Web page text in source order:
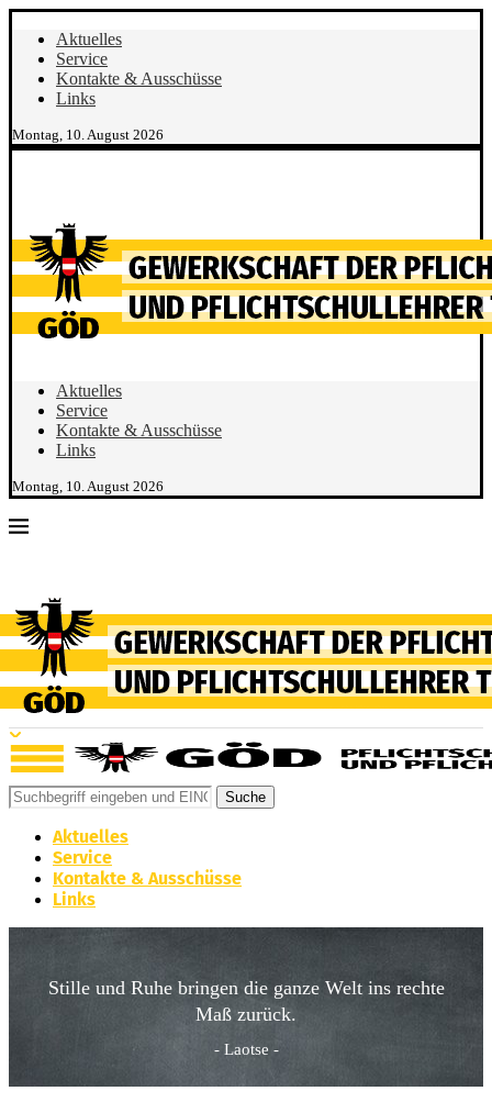
Aktuelles
Service
Kontakte & Ausschüsse
Links
Montag, 10. August 2026
Aktuelles
Service
Kontakte & Ausschüsse
Links
Montag, 10. August 2026
Suche
Aktuelles
Service
Kontakte & Ausschüsse
Links
Stille und Ruhe bringen die ganze Welt ins rechte
Maß zurück.
- Laotse -